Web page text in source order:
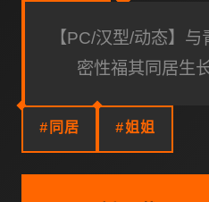
【PC/汉型/动态】
密性福其同居生
#同居 #姐姐